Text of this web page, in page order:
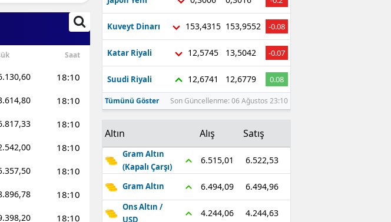
Saat
18:10
18:10
18:10
18:10
18:10
18:10
18:10
Kuveyt Dinarı 153,4315 153,9552 -0.08
Katar Riyali 12,5745 13,5042 -0.07
Suudi Riyali 12,6741 12,6779 0.08
Tümünü Göster Son Güncellenme: 06 Ağustos 23:10
Altın Alış Satış
Gram Altın
(Kapalı Çarşı)
6.515,01 6.522,53
Gram Altın 6.494,09 6.494,96
Ons Altın /
USD
4.244,06 4.244,63